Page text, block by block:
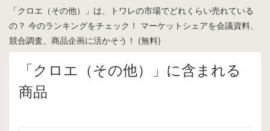
「クロエ（その他）」は、トワレの市場でどれくらい売れている
の？ 今のランキングをチェック！ マーケットシェアを会議資料、
競合調査、商品企画に活かそう！ (無料)
「クロエ（その他）」に含まれる
商品